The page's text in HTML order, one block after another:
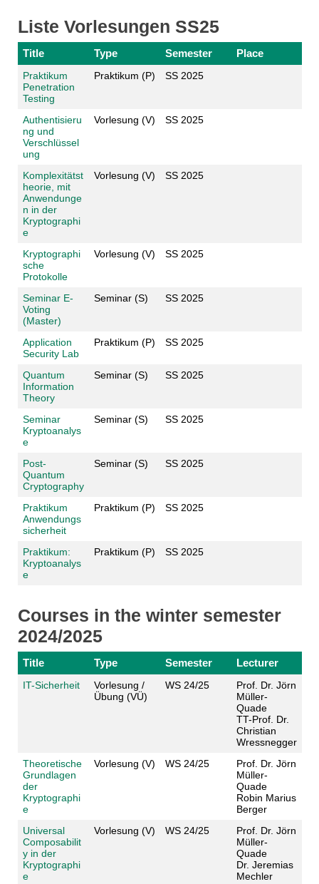
Liste Vorlesungen SS25
Title Type Semester Place
Praktikum
Penetration
Testing
Praktikum (P) SS 2025
Authentisieru
ng und
Verschlüssel
ung
Vorlesung (V) SS 2025
Komplexitätst
heorie, mit
Anwendunge
n in der
Kryptographi
e
Vorlesung (V) SS 2025
Kryptographi
sche
Protokolle
Vorlesung (V) SS 2025
Seminar E-
Voting
(Master)
Seminar (S) SS 2025
Application
Security Lab
Praktikum (P) SS 2025
Quantum
Information
Theory
Seminar (S) SS 2025
Seminar
Kryptoanalys
e
Seminar (S) SS 2025
Post-
Quantum
Cryptography
Seminar (S) SS 2025
Praktikum
Anwendungs
sicherheit
Praktikum (P) SS 2025
Praktikum:
Kryptoanalys
e
Praktikum (P) SS 2025
Courses in the winter semester
2024/2025
Title Type Semester Lecturer
IT-Sicherheit
Vorlesung /
Übung (VÜ)
WS 24/25
Prof. Dr. Jörn
Müller-
Quade
TT-Prof. Dr.
Christian
Wressnegger
Theoretische
Grundlagen
der
Kryptographi
e
Vorlesung (V) WS 24/25
Prof. Dr. Jörn
Müller-
Quade
Robin Marius
Berger
Universal
Composabilit
y in der
Kryptographi
e
Vorlesung (V) WS 24/25
Prof. Dr. Jörn
Müller-
Quade
Dr. Jeremias
Mechler